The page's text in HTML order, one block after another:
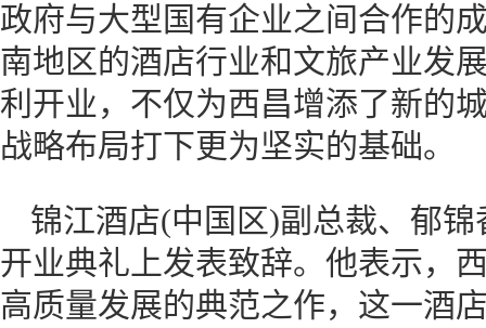
政府与大型国有企业之间合作的
南地区的酒店行业和文旅产业发
利开业，不仅为西昌增添了新的
战略布局打下更为坚实的基础。
锦江酒店(中国区)副总裁、郁
开业典礼上发表致辞。他表示，
高质量发展的典范之作，这一酒